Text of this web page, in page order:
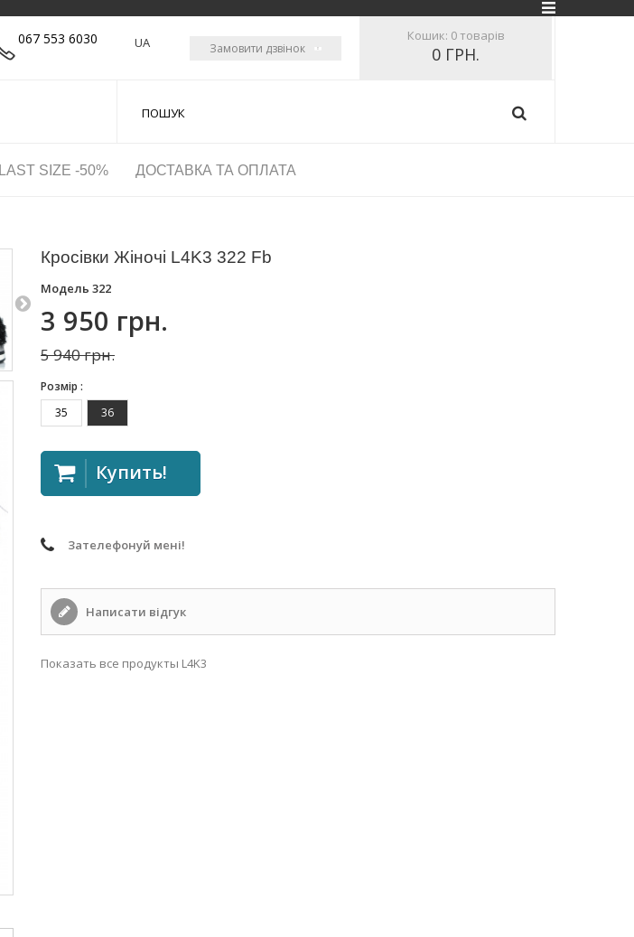
067 553 6030 UA Замовити дзвінок
Кошик: 0 товарів
0 ГРН.
LAST SIZE -50% ДОСТАВКА ТА ОПЛАТА
Кросівки Жіночі L4K3 322 Fb
Модель 322
3 950 грн.
5 940 грн.
Розмір :
35
36
Купить!
Зателефонуй мені!
Написати відгук
Показать все продукты L4K3